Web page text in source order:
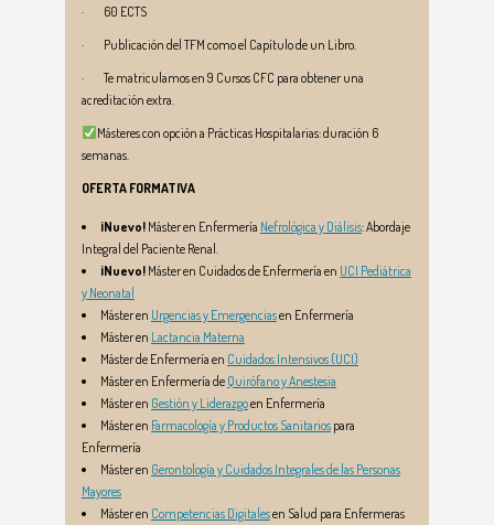
· 60 ECTS
· Publicación del TFM como el Capítulo de un Libro.
· Te matriculamos en 9 Cursos CFC para obtener una
acreditación extra.
Másteres con opción a Prácticas Hospitalarias: duración 6
semanas.
OFERTA FORMATIVA
¡Nuevo! Máster en Enfermería Nefrológica y Diálisis: Abordaje
Integral del Paciente Renal.
¡Nuevo! Máster en Cuidados de Enfermería en UCI Pediátrica
y Neonatal
Máster en Urgencias y Emergenciasen Enfermería
Máster en Lactancia Materna
Máster de Enfermería en Cuidados Intensivos (UCI)
Máster en Enfermería de Quirófano y Anestesia
Máster en Gestión y Liderazgoen Enfermería
Máster en Farmacología y Productos Sanitarios para
Enfermería
Máster en Gerontología y Cuidados Integrales de las Personas
Mayores
Máster en Competencias Digitalesen Salud para Enfermeras